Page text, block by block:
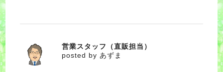
あずま
営業スタッフ（直販担当）
posted by あずま